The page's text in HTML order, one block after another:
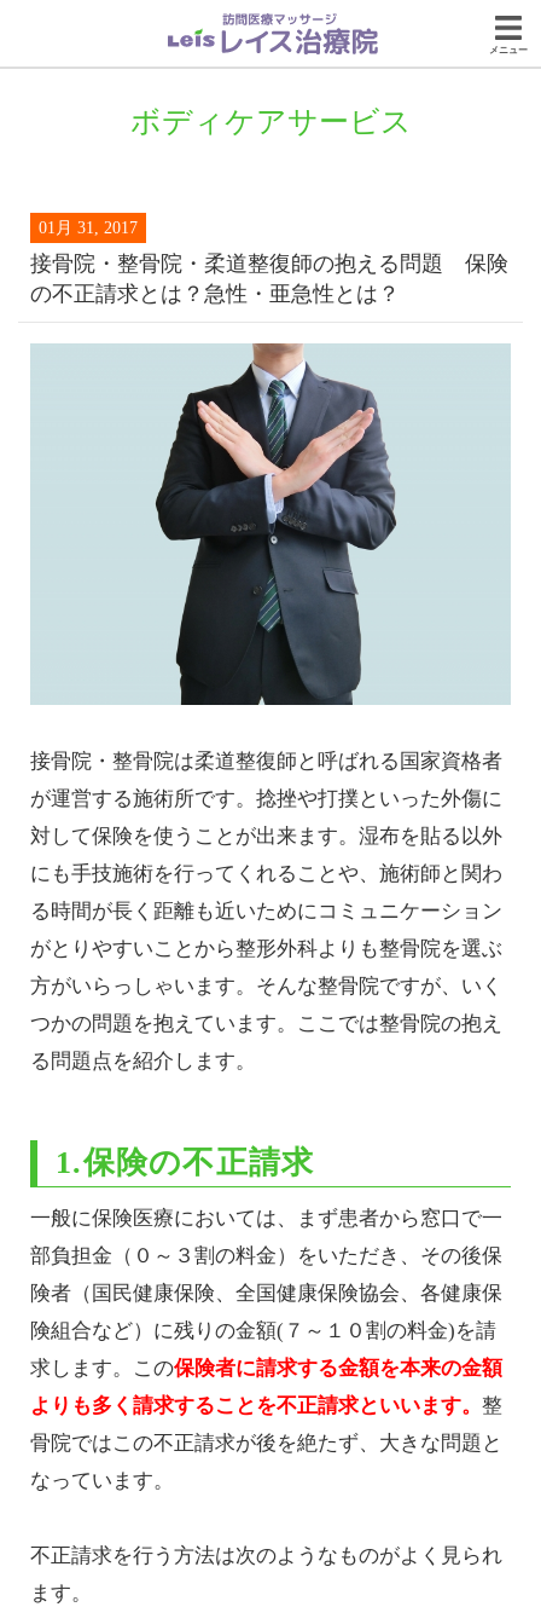
メニュー
ボディケアサービス
01月 31, 2017
接骨院・整骨院・柔道整復師の抱える問題 保険
の不正請求とは？急性・亜急性とは？
接骨院・整骨院は柔道整復師と呼ばれる国家資格者
が運営する施術所です。捻挫や打撲といった外傷に
対して保険を使うことが出来ます。湿布を貼る以外
にも手技施術を行ってくれることや、施術師と関わ
る時間が長く距離も近いためにコミュニケーション
がとりやすいことから整形外科よりも整骨院を選ぶ
方がいらっしゃいます。そんな整骨院ですが、いく
つかの問題を抱えています。ここでは整骨院の抱え
る問題点を紹介します。
1.保険の不正請求
一般に保険医療においては、まず患者から窓口で一
部負担金（０～３割の料金）をいただき、その後保
険者（国民健康保険、全国健康保険協会、各健康保
険組合など）に残りの金額(７～１０割の料金)を請
求します。この保険者に請求する金額を本来の金額
よりも多く請求することを不正請求といいます。 整
骨院ではこの不正請求が後を絶たず、大きな問題と
なっています。
不正請求を行う方法は次のようなものがよく見られ
ます。